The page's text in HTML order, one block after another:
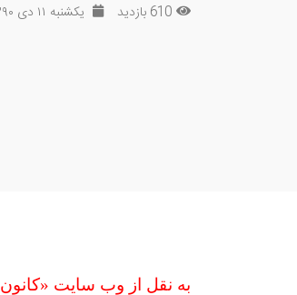
610 بازدید یکشنبه ۱۱ دی ۱۳۹۰
به نقل از وب سایت